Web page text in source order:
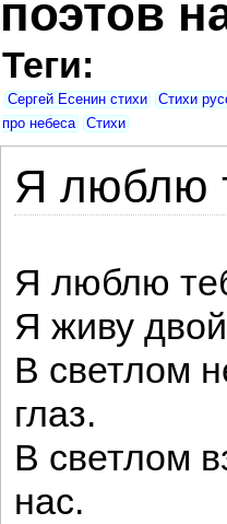
поэтов
Теги:
Сергей Есенин стихи Стихи
про небеса
Стихи
Я люблю
Я люблю
Я живу
В светлом
глаз.
В светлом
нас.